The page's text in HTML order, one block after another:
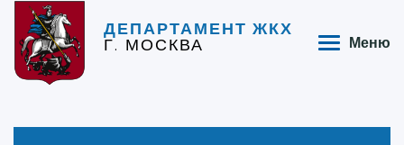
ДЕПАРТАМЕНТ ЖКХ
Г. МОСКВА Меню